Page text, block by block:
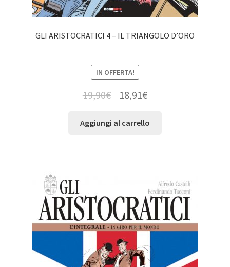
GLI ARISTOCRATICI 4 – IL TRIANGOLO D’ORO
IN OFFERTA!
19,90€ 18,91€
Aggiungi al carrello